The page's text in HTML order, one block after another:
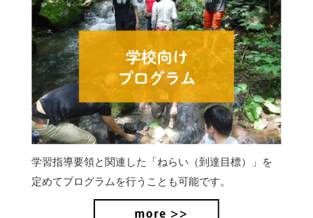
学習指導要領と関連した「ねらい（到達目標）」を
定めてプログラムを行うことも可能です。